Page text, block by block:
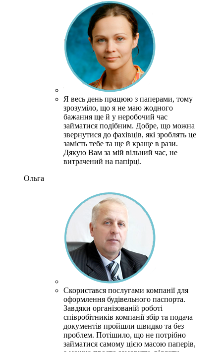
Я весь день працюю з паперами, тому
зрозуміло, що я не маю жодного
бажання ще й у неробочий час
займатися подібним. Добре, що можна
звернутися до фахівців, які зроблять це
замість тебе та ще й краще в рази.
Дякую Вам за мій вільний час, не
витрачений на папірці.
Ольга
Скористався послугами компанії для
оформлення будівельного паспорта.
Завдяки організованій роботі
співробітників компанії збір та подача
документів пройшли швидко та без
проблем. Потішило, що не потрібно
займатися самому цією масою паперів,